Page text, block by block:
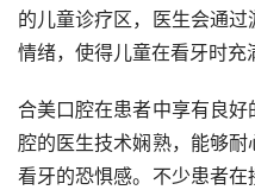
的儿童诊疗区，医生会通
情绪，使得儿童在看牙时充
合美口腔在患者中享有良
腔的医生技术娴熟，能够
看牙的恐惧感。不少患者